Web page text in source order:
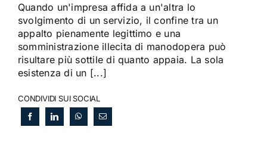
Quando un'impresa affida a un'altra lo
svolgimento di un servizio, il confine tra un
appalto pienamente legittimo e una
somministrazione illecita di manodopera può
risultare più sottile di quanto appaia. La sola
esistenza di un [...]
CONDIVIDI SUI SOCIAL